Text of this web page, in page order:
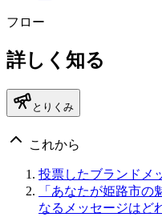
フロー
詳しく知る
とりくみ
これから
投票したブランドメ
「あなたが姫路市の
なるメッセージはど